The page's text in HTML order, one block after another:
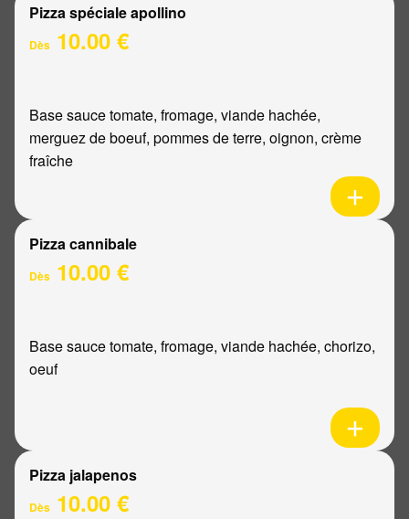
Pizza spéciale apollino
Dès 10.00 €
Base sauce tomate, fromage, viande hachée,
merguez de boeuf, pommes de terre, oignon, crème
fraîche
Pizza cannibale
Dès 10.00 €
Base sauce tomate, fromage, viande hachée, chorizo,
oeuf
Pizza jalapenos
Dès 10.00 €